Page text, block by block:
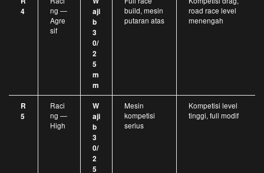
4
ng —
Agre
sif
aji
b
3
0/
2
5
m
m
build, mesin
putaran atas
road race level
menengah
R
5
Raci
ng —
High
W
aji
b
3
0/
2
5
Mesin
kompetisi
serius
Kompetisi level
tinggi, full modif